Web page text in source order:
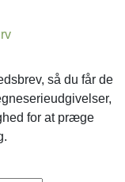
så du får de
for at præge